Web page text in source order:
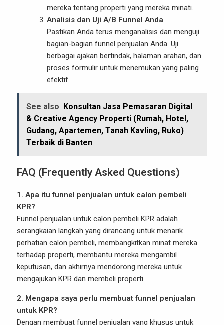
mereka tentang properti yang mereka minati.
Analisis dan Uji A/B Funnel Anda
Pastikan Anda terus menganalisis dan menguji
bagian-bagian funnel penjualan Anda. Uji
berbagai ajakan bertindak, halaman arahan, dan
proses formulir untuk menemukan yang paling
efektif.
See also Konsultan Jasa Pemasaran Digital
& Creative Agency Properti (Rumah, Hotel,
Gudang, Apartemen, Tanah Kavling, Ruko)
Terbaik di Banten
FAQ (Frequently Asked Questions)
1. Apa itu funnel penjualan untuk calon pembeli
KPR?
Funnel penjualan untuk calon pembeli KPR adalah
serangkaian langkah yang dirancang untuk menarik
perhatian calon pembeli, membangkitkan minat mereka
terhadap properti, membantu mereka mengambil
keputusan, dan akhirnya mendorong mereka untuk
mengajukan KPR dan membeli properti.
2. Mengapa saya perlu membuat funnel penjualan
untuk KPR?
Dengan membuat funnel penjualan yang khusus untuk